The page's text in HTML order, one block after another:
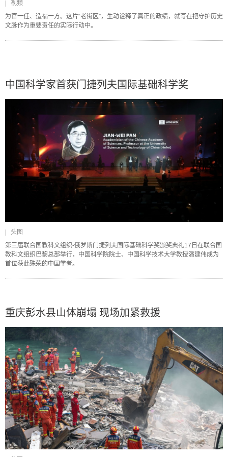
视频
为官一任、造福一方。这片“老街区”，生动诠释了真正的政绩，就写在把守护历史
文脉作为重要责任的实际行动中。
中国科学家首获门捷列夫国际基础科学奖
|
头图
第三届联合国教科文组织-俄罗斯门捷列夫国际基础科学奖颁奖典礼17日在联合国
教科文组织巴黎总部举行，中国科学院院士、中国科学技术大学教授潘建伟成为
首位获此殊荣的中国学者。
重庆彭水县山体崩塌 现场加紧救援